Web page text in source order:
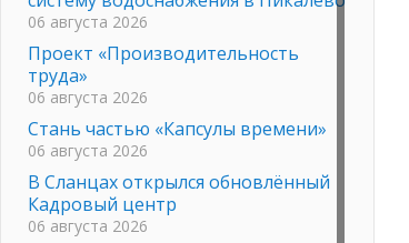
06 августа 2026
Проект «Производительность
труда»
06 августа 2026
Стань частью «Капсулы времени»
06 августа 2026
В Сланцах открылся обновлённый
Кадровый центр
06 августа 2026